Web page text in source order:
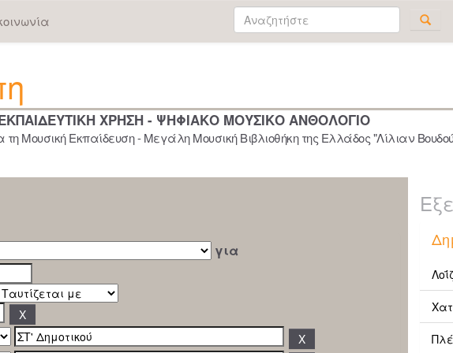
ΧΡΗΣΗ - ΨΗΦΙΑΚΟ ΜΟΥΣΙΚΟ ΑΝΘΟΛΟΓΙΟ
Μουσική Εκπαίδευση - Μεγάλη Μουσική Βιβλιοθήκη της Ελλάδος "Λίλιαν
για